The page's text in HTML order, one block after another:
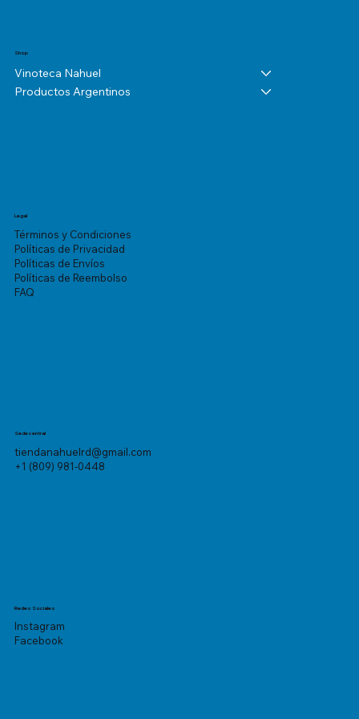
Shop
Vinoteca Nahuel
Productos Argentinos
Legal
Términos y Condiciones
Políticas de Privacidad
Políticas de Envíos
Políticas de Reembolso
FAQ
Sede central
tiendanahuelrd@gmail.com
+1 (809) 981-0448
Redes Sociales
Instagram
Facebook